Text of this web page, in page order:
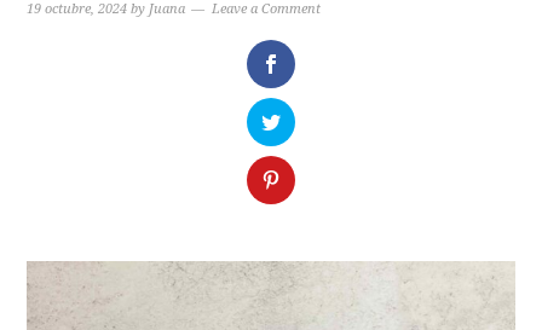
19 octubre, 2024 by Juana Leave a Comment